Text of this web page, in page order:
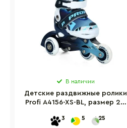
В наличии
Детские раздвижные ролики
Profi A4156-XS-BL, размер 27-
3 5 25